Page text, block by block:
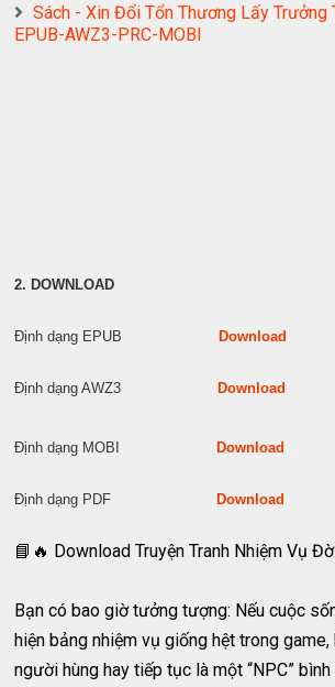
Sách - Xin Đổi Tổn Thương Lấy Trưởng
EPUB-AWZ3-PRC-MOBI
2. DOWNLOAD
Định dạng EPUBDownload
Định dạng AWZ3Download
Định dạng MOBIDownload
Định dạng PDFDownload
📘🔥 Download Truyện Tranh Nhiệm Vụ
Bạn có bao giờ tưởng tượng: Nếu cuộc
hiện bảng nhiệm vụ giống hệt trong
người hùng hay tiếp tục là một “NPC”